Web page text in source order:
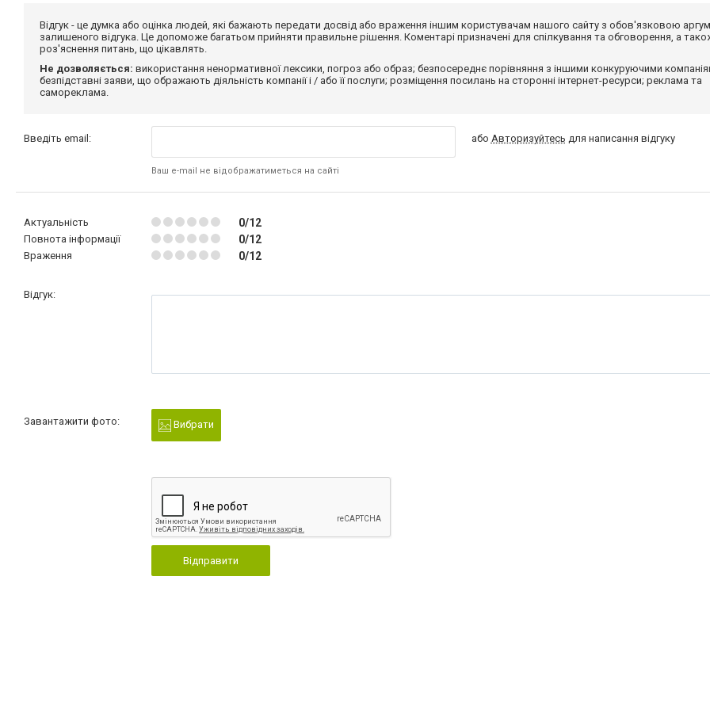
Відгук - це думка або оцінка людей, які бажають передати досвід або враження іншим користувачам нашого сайту з обов'язковою
залишеного відгука. Це допоможе багатьом прийняти правильне рішення. Коментарі призначені для спілкування та обговорення, а
роз'яснення питань, що цікавлять.
Не дозволяється: використання ненормативної лексики, погроз або образ; безпосереднє порівняння з іншими конкуруючими
безпідставні заяви, що ображають діяльність компанії і / або її послуги; розміщення посилань на сторонні інтернет-ресурси; реклама та
самореклама.
Введіть email:
Ваш e-mail не відображатиметься на сайті
або Авторизуйтесь для написання відгуку
Актуальність 0/12
Повнота інформації 0/12
Враження 0/12
Відгук:
Завантажити фото: Вибрати
Відправити